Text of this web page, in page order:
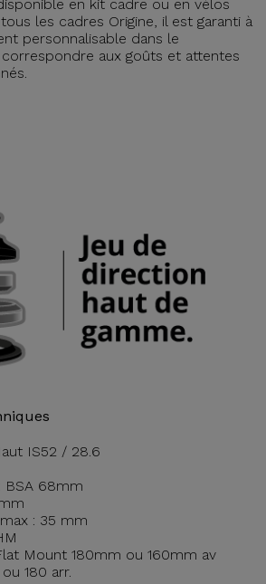
en kit cadre ou en vélos
les cadres Origine, il est garanti à
personnalisable dans le
aux goûts et attentes
IS52 / 28.6
BSA 68mm
: 35 mm
Mount 180mm ou 160mm av
180 arr.